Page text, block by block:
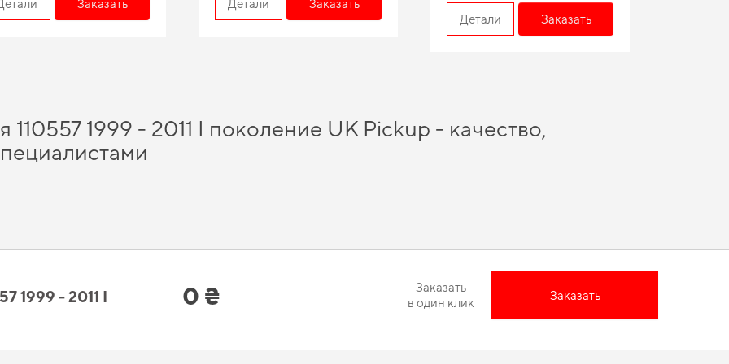
Заказать Детали Заказать
Детали Заказать
1999 - 2011 I поколение UK Pickup - качество,
помогут вам сэкономить время и средства, а именно
обновить салон автомобиля -
деталей для конкретной марки авто помогают улучшать
все ваши предпочтения и стандарты качества,
1999 - 2011 I
0 ₴
Заказать
в один клик
Заказать